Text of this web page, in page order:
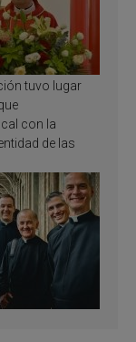
tuvo lugar
con la
de las